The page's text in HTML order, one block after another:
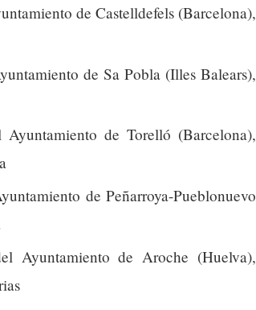
de Castelldefels (Barcelona),
de Sa Pobla (Illes Balears),
de Torelló (Barcelona),
de Peñarroya-Pueblonuevo
Ayuntamiento de Aroche (Huelva),